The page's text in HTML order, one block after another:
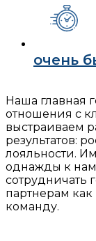
очень
Наша главная
отношения с
выстраиваем
результатов:
лояльности.
однажды к
сотрудничать
партнерам
команду.